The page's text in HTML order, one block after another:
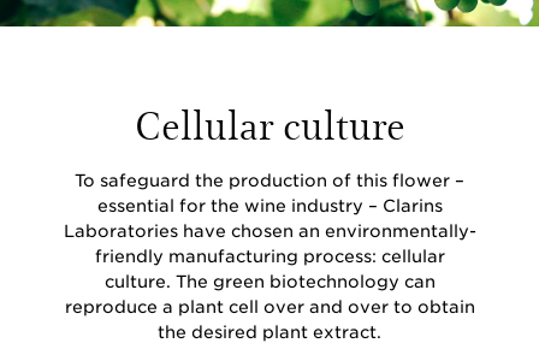
Cellular culture
To safeguard the production of this flower –
essential for the wine industry – Clarins
Laboratories have chosen an environmentally-
friendly manufacturing process: cellular
culture. The green biotechnology can
reproduce a plant cell over and over to obtain
the desired plant extract.